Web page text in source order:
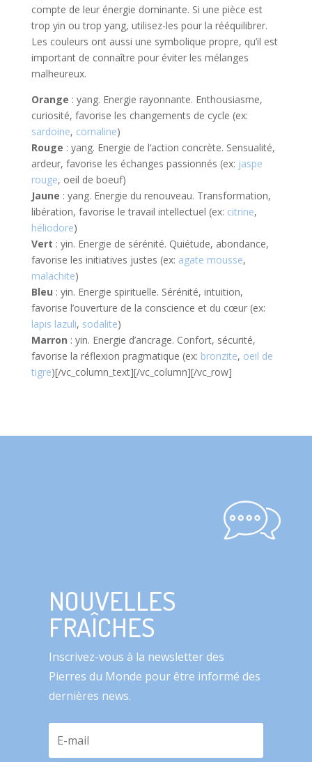
compte de leur énergie dominante. Si une pièce est
trop yin ou trop yang, utilisez-les pour la rééquilibrer.
Les couleurs ont aussi une symbolique propre, qu’il est
important de connaître pour éviter les mélanges
malheureux.
Orange : yang. Energie rayonnante. Enthousiasme,
curiosité, favorise les changements de cycle (ex:
sardoine, cornaline)
Rouge : yang. Energie de l’action concrète. Sensualité,
ardeur, favorise les échanges passionnés (ex: jaspe
rouge, oeil de boeuf)
Jaune : yang. Energie du renouveau. Transformation,
libération, favorise le travail intellectuel (ex: citrine,
héliodore)
Vert : yin. Energie de sérénité. Quiétude, abondance,
favorise les initiatives justes (ex: agate mousse,
malachite)
Bleu : yin. Energie spirituelle. Sérénité, intuition,
favorise l’ouverture de la conscience et du cœur (ex:
lapis lazuli, sodalite)
Marron : yin. Energie d’ancrage. Confort, sécurité,
favorise la réflexion pragmatique (ex: bronzite, oeil de
tigre)[/vc_column_text][/vc_column][/vc_row]
NOUVELLES
FRAÎCHES
Inscrivez-vous à la newsletter des
Pierres du Monde pour être informé des
dernières news.